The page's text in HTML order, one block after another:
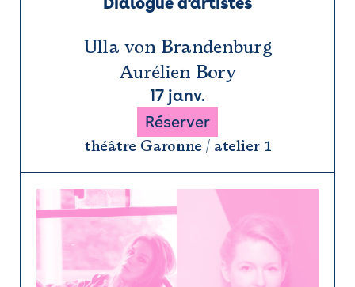
Ulla von Brandenburg
Aurélien Bory
17 janv.
Réserver
théâtre Garonne / atelier 1